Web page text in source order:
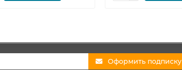
Оформить подписку